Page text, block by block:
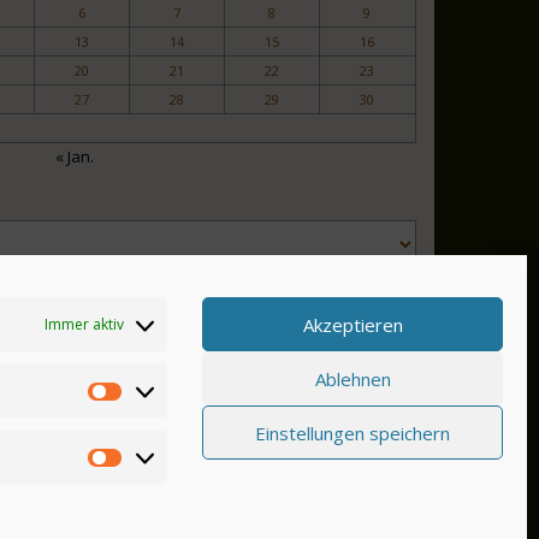
Immer aktiv Akzeptieren
Ablehnen
Einstellungen speichern
6 7 8
9
13 14 15
16
20 21 22
23
27 28 29
30
« Jan.